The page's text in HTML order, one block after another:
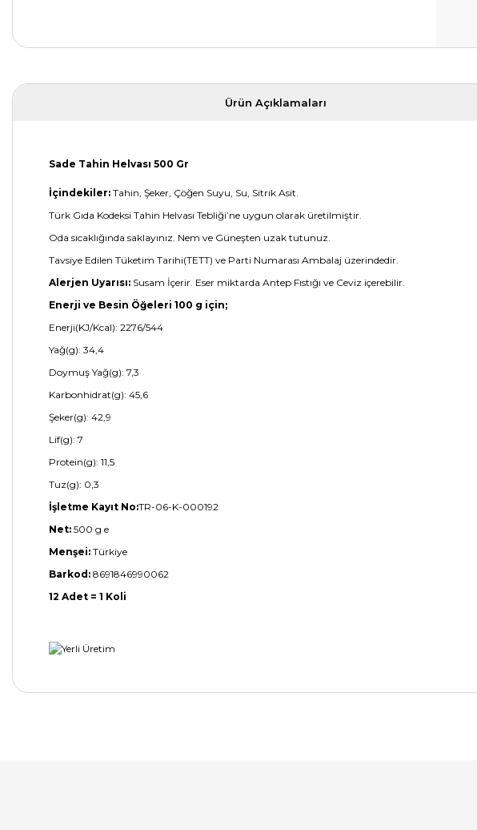
Ürün Açıklamaları
Sade Tahin Helvası 500 Gr
İçindekiler: Tahin, Şeker, Çöğen Suyu, Su, Sitrik Asit.
Türk Gıda Kodeksi Tahin Helvası Tebliği’ne uygun olarak üretilmiştir.
Oda sıcaklığında saklayınız. Nem ve Güneşten uzak tutunuz.
Tavsiye Edilen Tüketim Tarihi(TETT) ve Parti Numarası Ambalaj üzerindedir.
Alerjen Uyarısı: Susam İçerir. Eser miktarda Antep Fıstığı ve Ceviz içerebilir.
Enerji ve Besin Öğeleri 100 g için;
Enerji(KJ/Kcal): 2276/544
Yağ(g): 34,4
Doymuş Yağ(g): 7,3
Karbonhidrat(g): 45,6
Şeker(g): 42,9
Lif(g): 7
Protein(g): 11,5
Tuz(g): 0,3
İşletme Kayıt No:TR-06-K-000192
Net: 500 g e
Menşei: Türkiye
Barkod: 8691846990062
12 Adet = 1 Koli